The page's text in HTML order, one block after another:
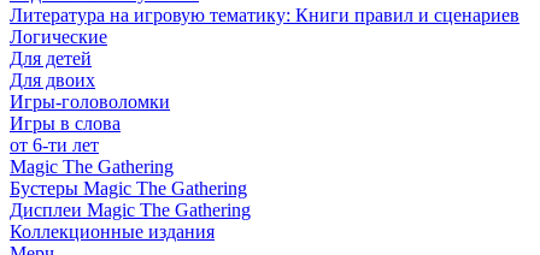
Литература на игровую тематику: Книги правил и сценариев
Логические
Для детей
Для двоих
Игры-головоломки
Игры в слова
от 6-ти лет
Magic The Gathering
Бустеры Magic The Gathering
Дисплеи Magic The Gathering
Коллекционные издания